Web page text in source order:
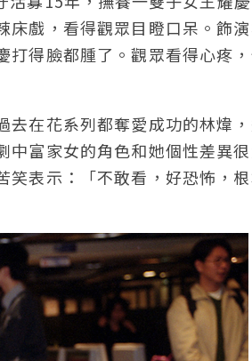
戲，看得觀眾目瞪口呆。飾
得臉都腫了。觀眾看得心疼
在花系列都奪愛成功的林煒
富家女的角色和她個性差異
表示：「不敢看，好恐怖，